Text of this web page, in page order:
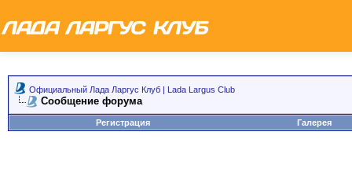
Официальный Лада Ларгус Клуб | Lada Largus Club
Сообщение форума
Регистрация Галерея